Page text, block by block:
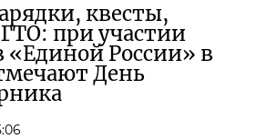
квесты,
при участии
«Единой России» в
День